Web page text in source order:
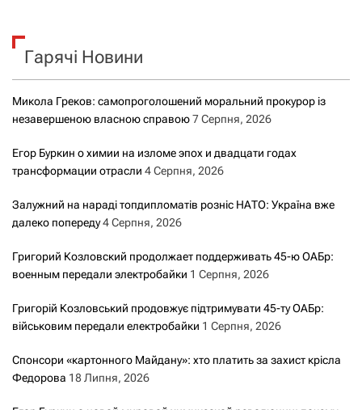
к
Гарячі Новини
Микола Греков: самопроголошений моральний прокурор із
незавершеною власною справою7 Серпня, 2026
Егор Буркин о химии на изломе эпох и двадцати годах
трансформации отрасли 4 Серпня, 2026
Залужний на нараді топдипломатів розніс НАТО: Україна вже
далеко попереду4 Серпня, 2026
Григорий Козловский продолжает поддерживать 45-ю ОАБр:
военным передали электробайки 1 Серпня, 2026
Григорій Козловський продовжує підтримувати 45-ту ОАБр:
військовим передали електробайки 1 Серпня, 2026
Спонсори «картонного Майдану»: хто платить за захист крісла
Федорова 18 Липня, 2026